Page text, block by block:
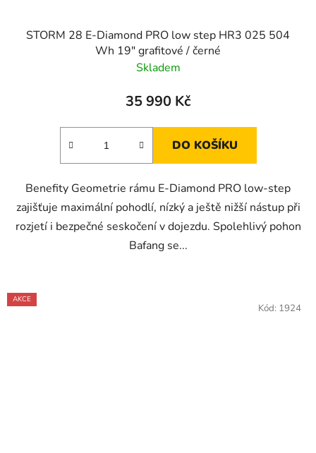
STORM 28 E-Diamond PRO low step HR3 025 504
Wh 19" grafitové / černé
Skladem
35 990 Kč
DO KOŠÍKU
Benefity Geometrie rámu E-Diamond PRO low-step
zajišťuje maximální pohodlí, nízký a ještě nižší nástup při
rozjetí i bezpečné seskočení v dojezdu. Spolehlivý pohon
Bafang se...
AKCE
Kód: 1924